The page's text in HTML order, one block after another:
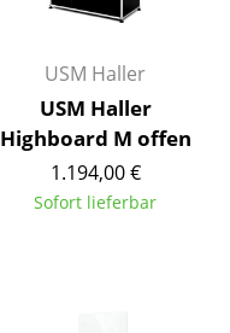
USM Haller
USM Haller
Highboard M offen
1.194,00 €
Sofort lieferbar